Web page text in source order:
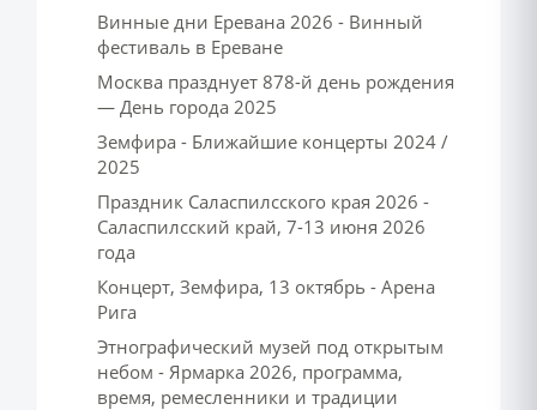
Винные дни Еревана 2026 - Винный
фестиваль в Ереване
Москва празднует 878-й день рождения
— День города 2025
Земфира - Ближайшие концерты 2024 /
2025
Праздник Саласпилсского края 2026 -
Саласпилсский край, 7-13 июня 2026
года
Концерт, Земфира, 13 октябрь - Арена
Рига
Этнографический музей под открытым
небом - Ярмарка 2026, программа,
время, ремесленники и традиции